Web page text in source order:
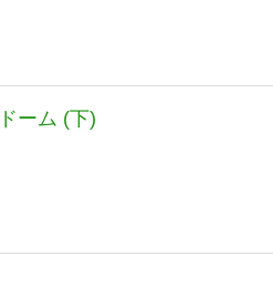
ーム (下)